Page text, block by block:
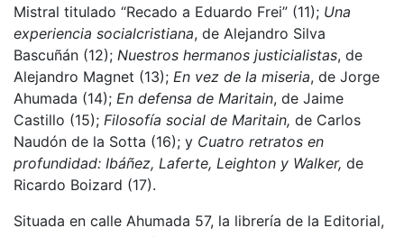
Mistral titulado “Recado a Eduardo Frei” (11); Una
experiencia socialcristiana, de Alejandro Silva
Bascuñán (12); Nuestros hermanos justicialistas, de
Alejandro Magnet (13); En vez de la miseria, de Jorge
Ahumada (14); En defensa de Maritain, de Jaime
Castillo (15); Filosofía social de Maritain, de Carlos
Naudón de la Sotta (16); y Cuatro retratos en
profundidad: Ibáñez, Laferte, Leighton y Walker, de
Ricardo Boizard (17).
Situada en calle Ahumada 57, la librería de la Editorial,